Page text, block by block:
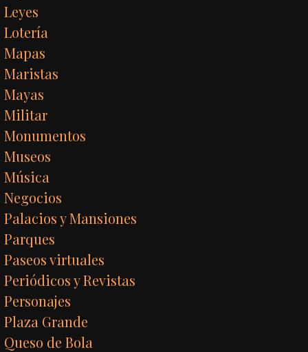
Leyes
Lotería
Mapas
Maristas
Mayas
Militar
Monumentos
Museos
Música
Negocios
Palacios y Mansiones
Parques
Paseos virtuales
Periódicos y Revistas
Personajes
Plaza Grande
Queso de Bola